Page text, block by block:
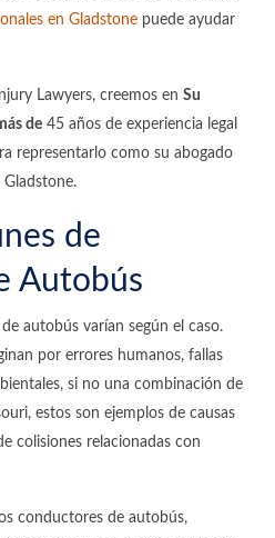
en Gladstone puede ayudar
Lawyers, creemos en Su
de 45 años de experiencia legal
representarlo como su abogado
de
Autobús
autobús varían según el caso.
por errores humanos, fallas
si no una combinación de
estos son ejemplos de causas
colisiones relacionadas con
conductores de autobús,